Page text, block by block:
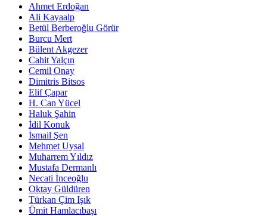
Ahmet Erdoğan
Ali Kayaalp
Betül Berberoğlu Görür
Burcu Mert
Bülent Akgezer
Cahit Yalçın
Cemil Onay
Dimitris Bitsos
Elif Çapar
H. Can Yücel
Haluk Şahin
İdil Konuk
İsmail Şen
Mehmet Uysal
Muharrem Yıldız
Mustafa Dermanlı
Necati İnceoğlu
Oktay Güldüren
Türkan Çim Işık
Ümit Hamlacıbaşı